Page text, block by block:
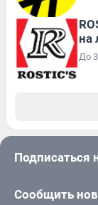
на
До
Подписаться
Сообщить